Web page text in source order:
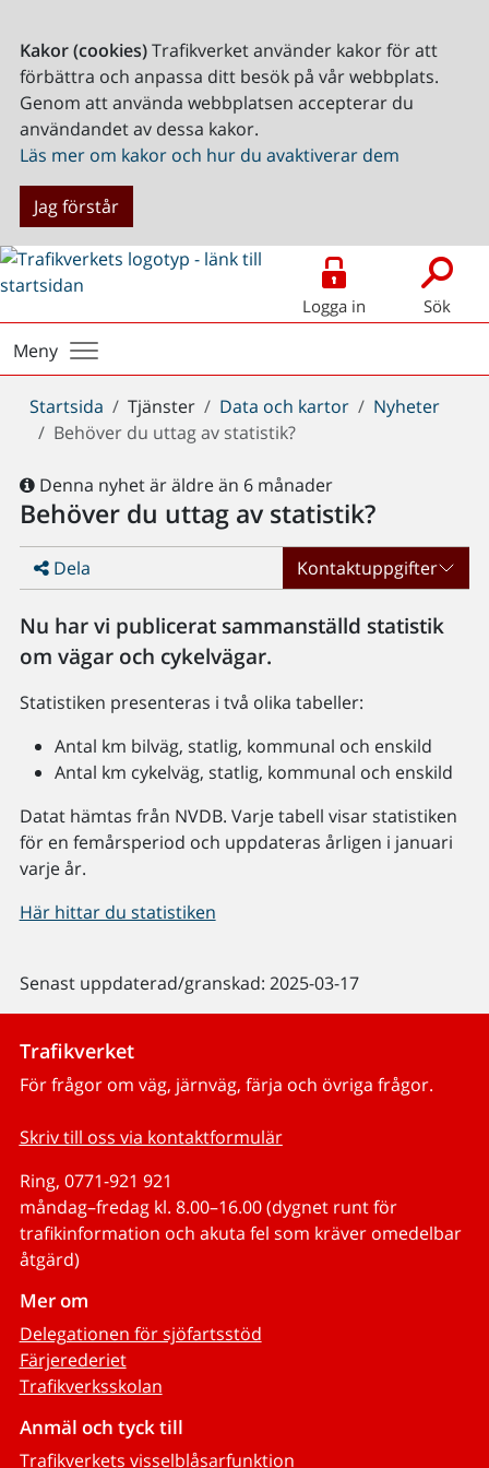
Kakor (cookies)Trafikverket använder kakor för att
förbättra och anpassa ditt besök på vår webbplats.
Genom att använda webbplatsen accepterar du
användandet av dessa kakor.
Läs mer om kakor och hur du avaktiverar dem
Jag förstår
Logga in Sök
Meny
Du
är
Startsida Tjänster Data och kartor
Nyheter
Behöver du uttag av statistik?
Denna nyhet är äldre än 6 månader
Behöver du uttag av statistik?
Dela Kontaktuppgifter
Nu har vi publicerat sammanställd statistik
om vägar och cykelvägar.
Statistiken presenteras i två olika tabeller:
Antal km bilväg, statlig, kommunal och enskild
Antal km cykelväg, statlig, kommunal och enskild
Datat hämtas från NVDB. Varje tabell visar statistiken
för en femårsperiod och uppdateras årligen i januari
varje år.
Här hittar du statistiken
Senast uppdaterad/granskad: 2025-03-17
Trafikverket
För frågor om väg, järnväg, färja och övriga frågor.
Skriv till oss via kontaktformulär
Ring, 0771-921 921
måndag–fredag kl. 8.00–16.00 (dygnet runt för
trafikinformation och akuta fel som kräver omedelbar
åtgärd)
Mer om
Delegationen för sjöfartsstöd
Färjerederiet
Trafikverksskolan
Anmäl och tyck till
Trafikverkets visselblåsarfunktion